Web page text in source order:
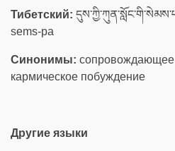
Тибетский:
sems-pa
Синонимы:
кармическое побуждение
Другие языки